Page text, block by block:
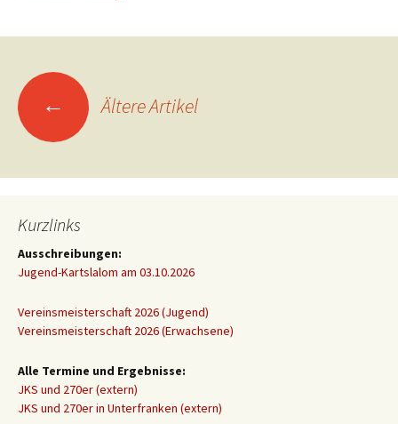
Beitrags-
Navigation
← Ältere Artikel
Kurzlinks
Ausschreibungen:
Jugend-Kartslalom am 03.10.2026
Vereinsmeisterschaft 2026 (Jugend)
Vereinsmeisterschaft 2026 (Erwachsene)
Alle Termine und Ergebnisse:
JKS und 270er (extern)
JKS und 270er in Unterfranken (extern)